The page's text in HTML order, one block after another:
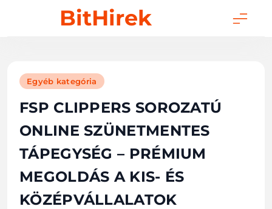
BitHirek
Egyéb kategória
FSP CLIPPERS SOROZATÚ
ONLINE SZÜNETMENTES
TÁPEGYSÉG – PRÉMIUM
MEGOLDÁS A KIS- ÉS
KÖZÉPVÁLLALATOK